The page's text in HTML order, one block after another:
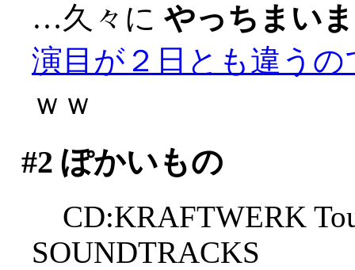
…久々に やっちまい
演目が２日とも違うの
ｗｗ
#2 ぽかいもの
CD:KRAFTWERK
SOUNDTRACKS